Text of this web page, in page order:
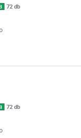
72 db
72 db